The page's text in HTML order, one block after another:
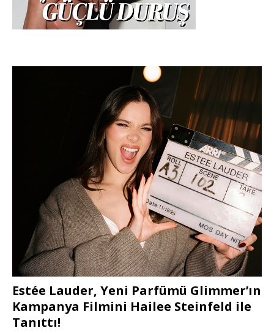
Estée Lauder, Yeni Parfümü Glimmer’ın
Kampanya Filmini Hailee Steinfeld ile
Tanıttı!